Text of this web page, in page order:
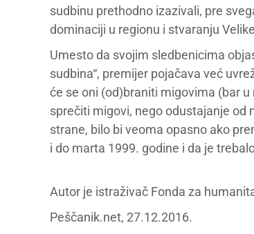
sudbinu prethodno izazivali, pre
dominaciji u regionu i stvaranju
Umesto da svojim sledbenicima
sudbina“, premijer pojačava već
će se oni (od)braniti migovima (bar
sprečiti migovi, nego odustajanje od
strane, bilo bi veoma opasno ako
i do marta 1999. godine i da je
Autor je istraživač Fonda za
Peščanik.net, 27.12.2016.